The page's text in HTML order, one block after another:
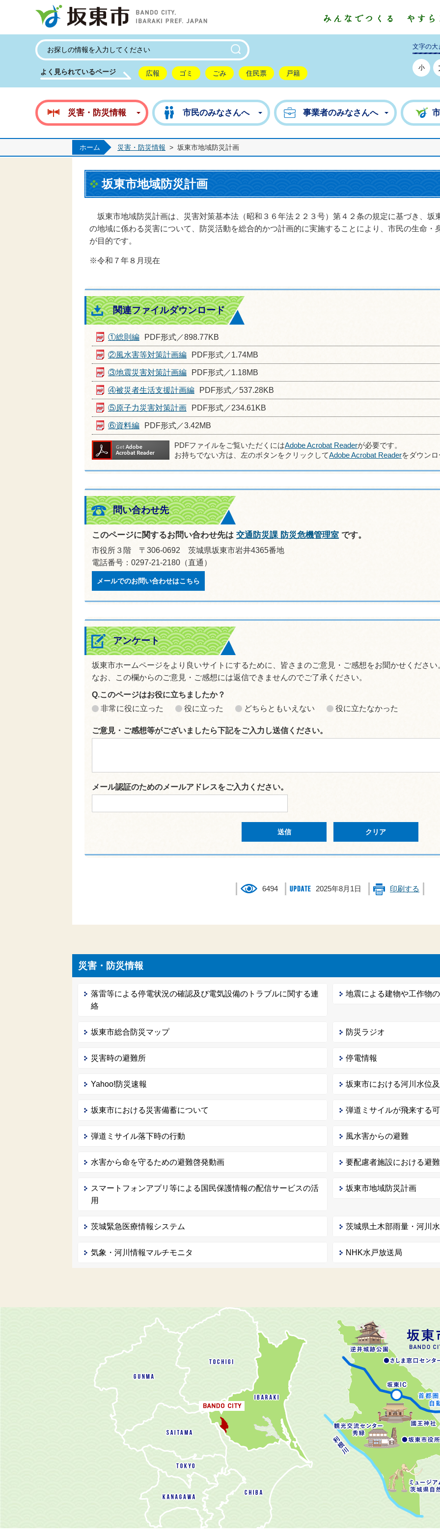
よく見られているページ 広報 ゴミ ごみ 住民票 戸籍
文字の大
小
災害・防災情報 市民のみなさんへ 事業者のみなさんへ
ホーム 災害・防災情報 > 坂東市地域防災計画
坂東市地域防災計画
坂東市地域防災計画は、災害対策基本法（昭和３６年法２２３号）第４２条の規定に基づき、坂
の地域に係わる災害について、防災活動を総合的かつ計画的に実施することにより、市民の生命・
が目的です。
※令和７年８月現在
関連ファイルダウンロード
①総則編 PDF形式／898.77KB
②風水害等対策計画編 PDF形式／1.74MB
③地震災害対策計画編 PDF形式／1.18MB
④被災者生活支援計画編 PDF形式／537.28KB
⑤原子力災害対策計画 PDF形式／234.61KB
⑥資料編 PDF形式／3.42MB
PDFファイルをご覧いただくにはAdobe Acrobat Readerが必要です。
お持ちでない方は、左のボタンをクリックしてAdobe Acrobat Readerをダウン
問い合わせ先
このページに関するお問い合わせ先は 交通防災課 防災危機管理室 です。
市役所３階 〒306-0692 茨城県坂東市岩井4365番地
電話番号：0297-21-2180（直通）
メールでのお問い合わせはこちら
アンケート
坂東市ホームページをより良いサイトにするために、皆さまのご意見・ご感想をお聞かせください
なお、この欄からのご意見・ご感想には返信できませんのでご了承ください。
Q.このページはお役に立ちましたか？
非常に役に立った
役に立った どちらともいえない 役に立たなかった
ご意見・ご感想等がございましたら下記をご入力し送信ください。
メール認証のためのメールアドレスをご入力ください。
6494 2025年8月1日 印刷する
災害・防災情報
落雷等による停電状況の確認及び電気設備のトラブルに関する連
絡
地震による建物や工作物
坂東市総合防災マップ 防災ラジオ
災害時の避難所 停電情報
Yahoo!防災速報 坂東市における河川水位
坂東市における災害備蓄について 弾道ミサイルが飛来する
弾道ミサイル落下時の行動 風水害からの避難
水害から命を守るための避難啓発動画 要配慮者施設における避
スマートフォンアプリ等による国民保護情報の配信サービスの活
用
坂東市地域防災計画
茨城緊急医療情報システム 茨城県土木部雨量・河川
気象・河川情報マルチモニタ NHK水戸放送局